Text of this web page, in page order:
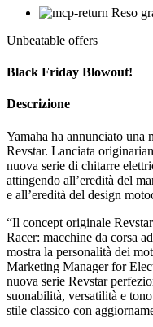
Reso
Unbeatable offers
Black Friday Blowout!
Descrizione
Yamaha ha annunciato una
Revstar. Lanciata
nuova serie di chitarre
attingendo all’eredità del
e all’eredità del design
“Il concept originale
Racer: macchine da corsa
mostra la personalità dei
Marketing Manager for
nuova serie Revstar
suonabilità, versatilità e
stile classico con